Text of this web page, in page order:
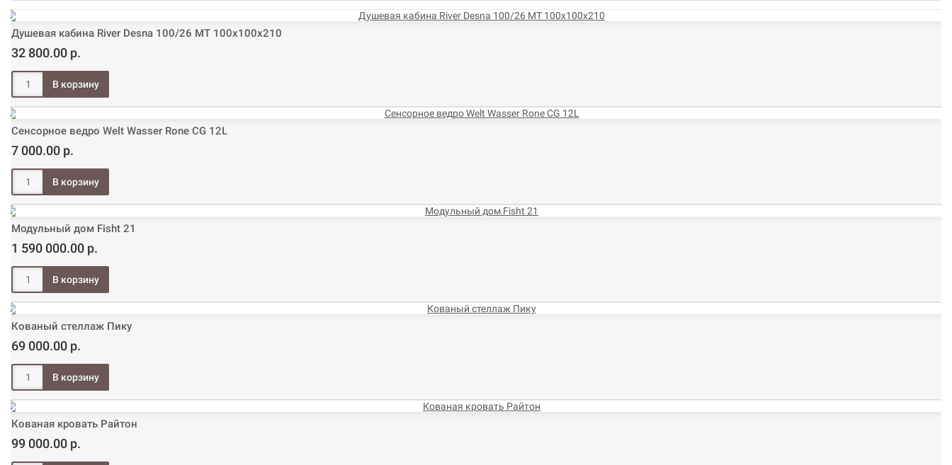
Душевая кабина River Desna 100/26 МТ 100х100х210
32 800.00 р.
Сенсорное ведро Welt Wasser Rone CG 12L
7 000.00 р.
Модульный дом Fisht 21
1 590 000.00 р.
Кованый стеллаж Пику
69 000.00 р.
Кованая кровать Райтон
99 000.00 р.